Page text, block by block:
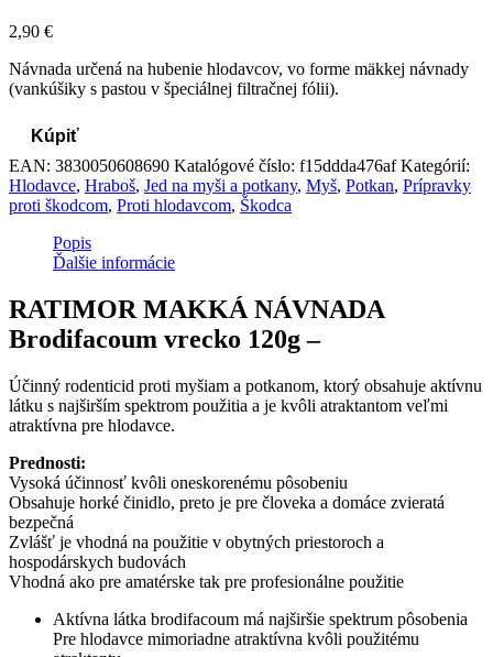
2,90 €
Návnada určená na hubenie hlodavcov, vo forme mäkkej návnady
(vankúšiky s pastou v špeciálnej filtračnej fólii).
Kúpiť
EAN: 3830050608690 Katalógové číslo: f15ddda476af Kategórií:
Hlodavce, Hraboš, Jed na myši a potkany, Myš, Potkan, Prípravky
proti škodcom, Proti hlodavcom, Škodca
Popis
Ďalšie informácie
RATIMOR MAKKÁ NÁVNADA
Brodifacoum vrecko 120g –
Účinný rodenticid proti myšiam a potkanom, ktorý obsahuje aktívnu
látku s najširším spektrom použitia a je kvôli atraktantom veľmi
atraktívna pre hlodavce.
Prednosti:
Vysoká účinnosť kvôli oneskorenému pôsobeniu
Obsahuje horké činidlo, preto je pre človeka a domáce zvieratá
bezpečná
Zvlášť je vhodná na použitie v obytných priestoroch a
hospodárskych budovách
Vhodná ako pre amatérske tak pre profesionálne použitie
Aktívna látka brodifacoum má najširšie spektrum pôsobenia
Pre hlodavce mimoriadne atraktívna kvôli použitému